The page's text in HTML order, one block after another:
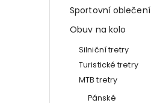
Sportovní oblečení
Obuv na kolo
Silniční tretry
Turistické tretry
MTB tretry
Pánské